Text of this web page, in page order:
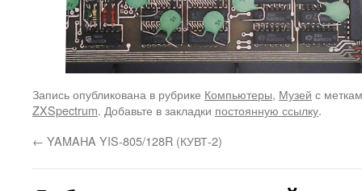
Запись опубликована в рубрике Компьютеры, Музей с
ZXSpectrum. Добавьте в закладки постоянную ссылку.
← YAMAHA YIS-805/128R (КУВТ-2)